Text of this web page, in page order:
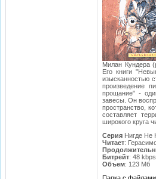
Милан Кундера
Его книги
изысканностью
произведение
прощание" -
завесы. Он
пространство,
составляет
широкого круга
Серия Нигде Не
Читает:
Битрейт: 48 kbps
Объем: 123 Мб